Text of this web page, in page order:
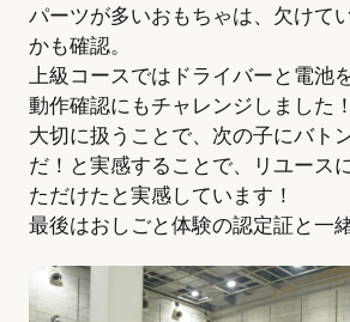
パーツが多いおもちゃは、欠けて
かも確認。
上級コースではドライバーと電池
動作確認にもチャレンジしました！
大切に扱うことで、次の子にバト
だ！と実感することで、リユース
ただけたと実感しています！
最後はおしごと体験の認定証と一